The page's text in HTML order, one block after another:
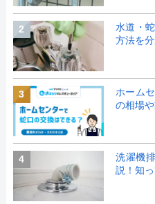
2
水道・
方法を
3
ホーム
の相場
4
洗濯機
説！知